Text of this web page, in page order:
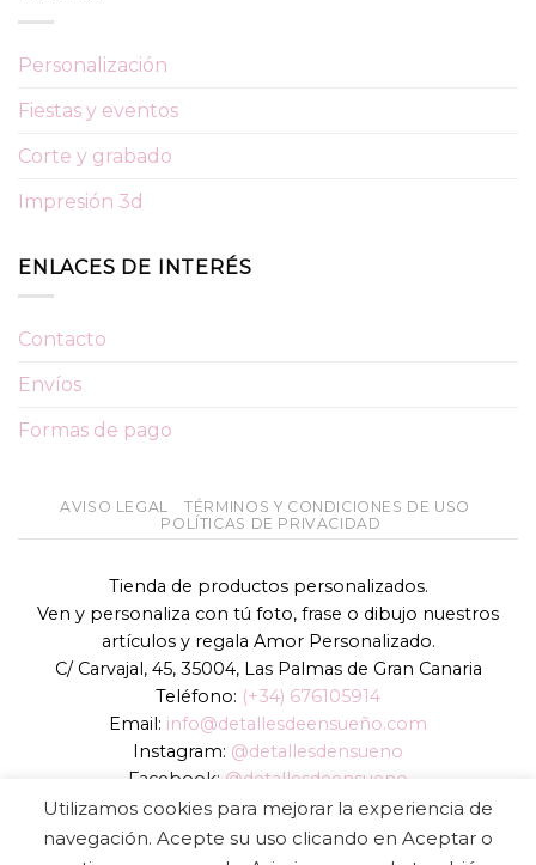
Personalización
Fiestas y eventos
Corte y grabado
Impresión 3d
ENLACES DE INTERÉS
Contacto
Envíos
Formas de pago
AVISO LEGAL
TÉRMINOS Y CONDICIONES DE USO
POLÍTICAS DE PRIVACIDAD
Tienda de productos personalizados.
Ven y personaliza con tú foto, frase o dibujo nuestros
artículos y regala Amor Personalizado.
C/ Carvajal, 45, 35004, Las Palmas de Gran Canaria
Teléfono: (+34) 676105914
Email: info@detallesdeensueño.com
Instagram: @detallesdensueno
Facebook: @detallesdeensueno
TikTok: @detallesdensueno
Página web:www.detallesdeensueño.com
Utilizamos cookies para mejorar la experiencia de
navegación. Acepte su uso clicando en Aceptar o